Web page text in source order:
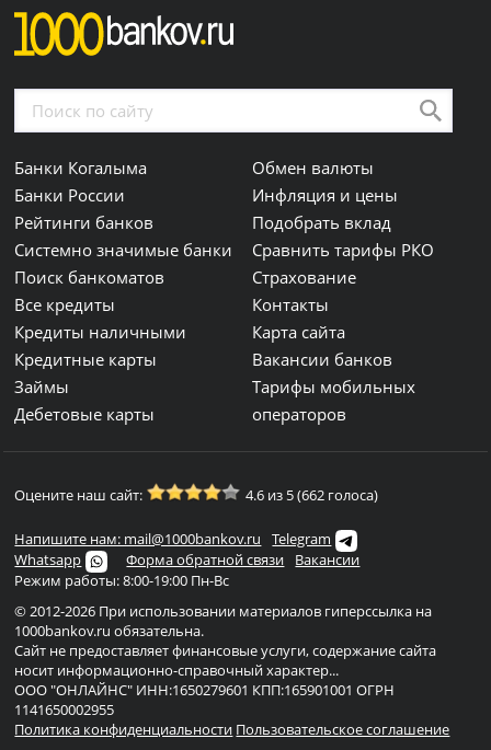
Банки Когалыма
Банки России
Рейтинги банков
Системно значимые банки
Поиск банкоматов
Все кредиты
Кредиты наличными
Кредитные карты
Займы
Дебетовые карты
Обмен валюты
Инфляция и цены
Подобрать вклад
Сравнить тарифы РКО
Страхование
Контакты
Карта сайта
Вакансии банков
Тарифы мобильных
операторов
Оцените наш сайт: 4.6 из 5 (662 голоса)
Напишите нам: mail@1000bankov.ru
Telegram
Whatsapp
Форма обратной связи
Вакансии
Режим работы: 8:00-19:00 Пн-Вс
© 2012-2026 При использовании материалов гиперссылка на
1000bankov.ru обязательна.
Сайт не предоставляет финансовые услуги, содержание сайта
носит информационно-справочный характер...
ООО "ОНЛАЙНС" ИНН:1650279601 КПП:165901001 ОГРН
1141650002955
Политика конфиденциальности Пользовательское соглашение